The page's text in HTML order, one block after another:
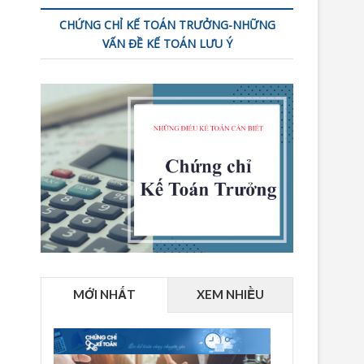
CHỨNG CHỈ KẾ TOÁN TRƯỞNG-NHỮNG
VẤN ĐỀ KẾ TOÁN LƯU Ý
MỚI NHẤT XEM NHIỀU